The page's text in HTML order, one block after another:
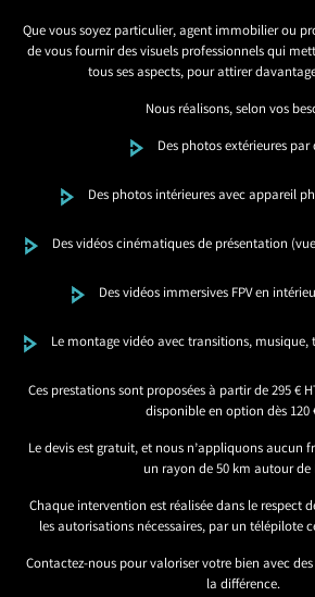
Que vous soyez particulier, agent immobilier ou
de vous fournir des visuels professionnels qui
tous ses aspects, pour attirer
Nous réalisons, selon vos
Des photos extérieures par
Des photos intérieures avec appareil
Des vidéos cinématiques de présentation
Des vidéos immersives FPV en
Le montage vidéo avec transitions,
Ces prestations sont proposées à partir de 295 €
disponible en option dès 120
Le devis est gratuit, et nous n’appliquons aucun
un rayon de 50 km autour de
Chaque intervention est réalisée dans le respect
les autorisations nécessaires, par un télépilote
Contactez-nous pour valoriser votre bien avec
la différence.